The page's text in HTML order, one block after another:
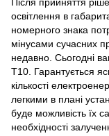
освітлення в
номерного знака
мінусами сучасних
недавно. Сьогодні
Т10. Гарантується
кількості
легкими в плані
буде можливість їх
необхідності